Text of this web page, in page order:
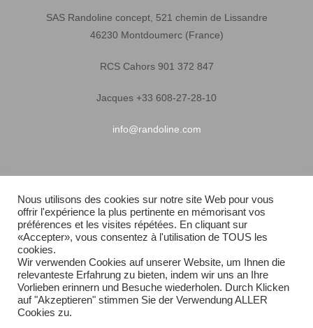
SAS Randoline concept, 521 chemin de Lissandre
46230 Montdoumerc (France)
RCS Cahors 901 372 847
Jacques +33 608-27-28-10
info@randoline.com
Garantie matériel
Conditions générales de vente
Livraison rapide
Plan du site
Nous utilisons des cookies sur notre site Web pour vous
offrir l'expérience la plus pertinente en mémorisant vos
préférences et les visites répétées. En cliquant sur
«Accepter», vous consentez à l'utilisation de TOUS les
cookies.
Wir verwenden Cookies auf unserer Website, um Ihnen die
relevanteste Erfahrung zu bieten, indem wir uns an Ihre
Vorlieben erinnern und Besuche wiederholen. Durch Klicken
auf "Akzeptieren" stimmen Sie der Verwendung ALLER
Cookies zu.